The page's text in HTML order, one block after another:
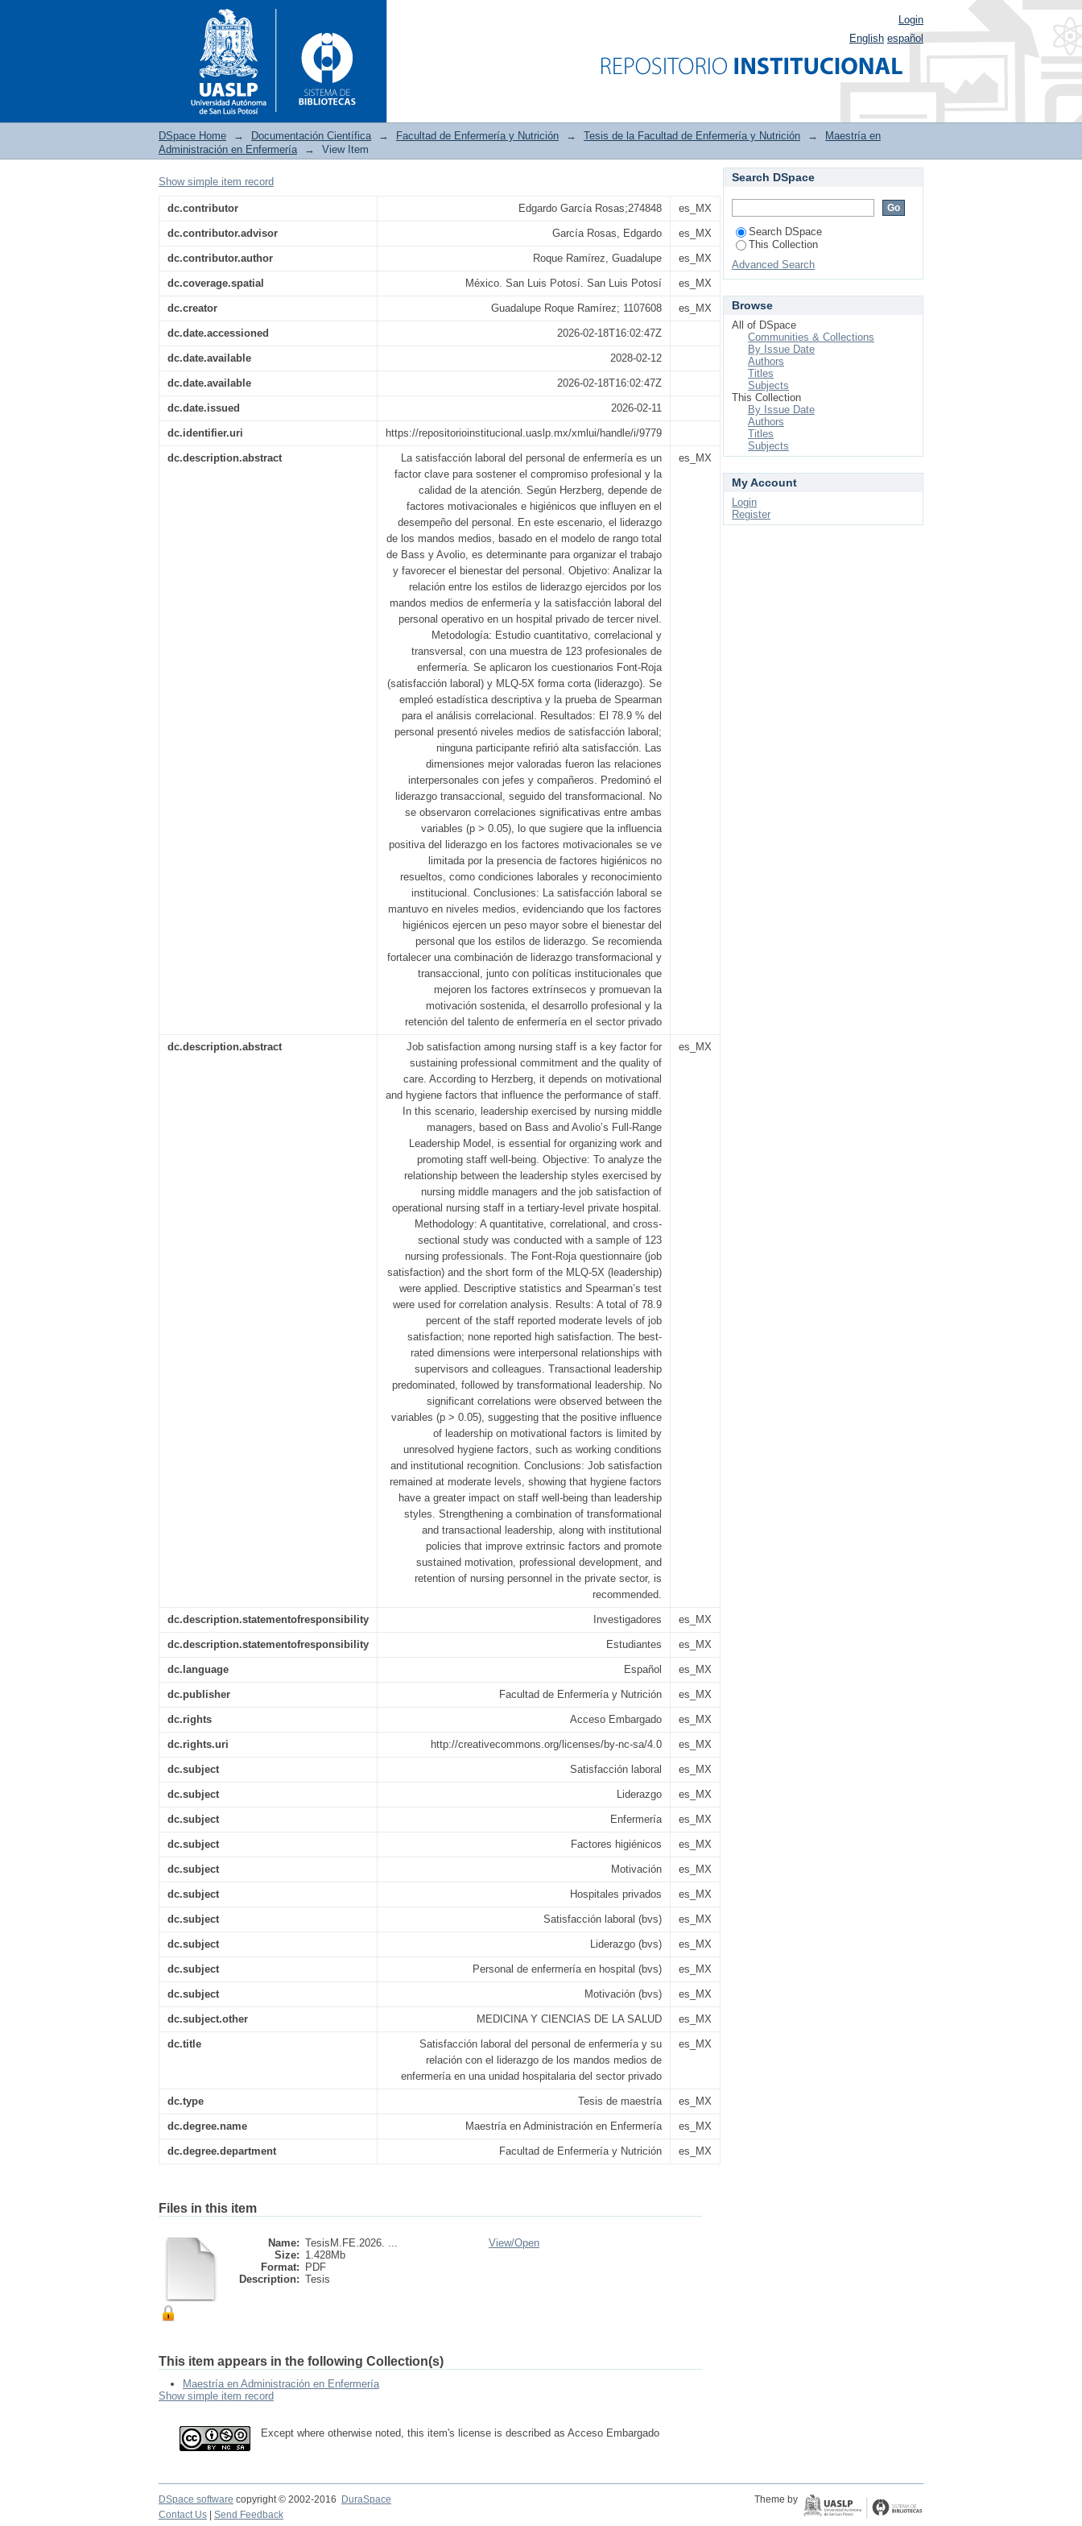
Satisfacción laboral del personal de enfermería y su relación con el liderazgo de
los mandos medios de enfermería en una unidad hospitalaria del sector privado
Login
English español
DSpace Home → Documentación Científica → Facultad de Enfermería y Nutrición → Tesis de la Facultad de Enfermería y Nutrición →
Maestría en
Administración en Enfermería
→ View Item
Show simple item record
dc.contributor Edgardo García Rosas;274848 es_MX
dc.contributor.advisor García Rosas, Edgardo es_MX
dc.contributor.author Roque Ramírez, Guadalupe es_MX
dc.coverage.spatial México. San Luis Potosí. San Luis Potosí es_MX
dc.creator Guadalupe Roque Ramírez; 1107608 es_MX
dc.date.accessioned 2026-02-18T16:02:47Z
dc.date.available 2028-02-12
dc.date.available 2026-02-18T16:02:47Z
dc.date.issued 2026-02-11
dc.identifier.uri https://repositorioinstitucional.uaslp.mx/xmlui/handle/i/9779
dc.description.abstract
La satisfacción laboral del personal de enfermería es un
factor clave para sostener el compromiso profesional y la
calidad de la atención. Según Herzberg, depende de
factores motivacionales e higiénicos que influyen en el
desempeño del personal. En este escenario, el liderazgo
de los mandos medios, basado en el modelo de rango total
de Bass y Avolio, es determinante para organizar el trabajo
y favorecer el bienestar del personal. Objetivo: Analizar la
relación entre los estilos de liderazgo ejercidos por los
mandos medios de enfermería y la satisfacción laboral del
personal operativo en un hospital privado de tercer nivel.
Metodología: Estudio cuantitativo, correlacional y
transversal, con una muestra de 123 profesionales de
enfermería. Se aplicaron los cuestionarios Font-Roja
(satisfacción laboral) y MLQ-5X forma corta (liderazgo). Se
empleó estadística descriptiva y la prueba de Spearman
para el análisis correlacional. Resultados: El 78.9 % del
personal presentó niveles medios de satisfacción laboral;
ninguna participante refirió alta satisfacción. Las
dimensiones mejor valoradas fueron las relaciones
interpersonales con jefes y compañeros. Predominó el
liderazgo transaccional, seguido del transformacional. No
se observaron correlaciones significativas entre ambas
variables (p > 0.05), lo que sugiere que la influencia
positiva del liderazgo en los factores motivacionales se ve
limitada por la presencia de factores higiénicos no
resueltos, como condiciones laborales y reconocimiento
institucional. Conclusiones: La satisfacción laboral se
mantuvo en niveles medios, evidenciando que los factores
higiénicos ejercen un peso mayor sobre el bienestar del
personal que los estilos de liderazgo. Se recomienda
fortalecer una combinación de liderazgo transformacional y
transaccional, junto con políticas institucionales que
mejoren los factores extrínsecos y promuevan la
motivación sostenida, el desarrollo profesional y la
retención del talento de enfermería en el sector privado
es_MX
dc.description.abstract
Job satisfaction among nursing staff is a key factor for
sustaining professional commitment and the quality of
care. According to Herzberg, it depends on motivational
and hygiene factors that influence the performance of staff.
In this scenario, leadership exercised by nursing middle
managers, based on Bass and Avolio’s Full-Range
Leadership Model, is essential for organizing work and
promoting staff well-being. Objective: To analyze the
relationship between the leadership styles exercised by
nursing middle managers and the job satisfaction of
operational nursing staff in a tertiary-level private hospital.
Methodology: A quantitative, correlational, and cross-
sectional study was conducted with a sample of 123
nursing professionals. The Font-Roja questionnaire (job
satisfaction) and the short form of the MLQ-5X (leadership)
were applied. Descriptive statistics and Spearman’s test
were used for correlation analysis. Results: A total of 78.9
percent of the staff reported moderate levels of job
satisfaction; none reported high satisfaction. The best-
rated dimensions were interpersonal relationships with
supervisors and colleagues. Transactional leadership
predominated, followed by transformational leadership. No
significant correlations were observed between the
variables (p > 0.05), suggesting that the positive influence
of leadership on motivational factors is limited by
unresolved hygiene factors, such as working conditions
and institutional recognition. Conclusions: Job satisfaction
remained at moderate levels, showing that hygiene factors
have a greater impact on staff well-being than leadership
styles. Strengthening a combination of transformational
and transactional leadership, along with institutional
policies that improve extrinsic factors and promote
sustained motivation, professional development, and
retention of nursing personnel in the private sector, is
recommended.
es_MX
dc.description.statementofresponsibility Investigadores es_MX
dc.description.statementofresponsibility Estudiantes es_MX
dc.language Español es_MX
dc.publisher Facultad de Enfermería y Nutrición es_MX
dc.rights Acceso Embargado es_MX
dc.rights.uri http://creativecommons.org/licenses/by-nc-sa/4.0 es_MX
dc.subject Satisfacción laboral es_MX
dc.subject Liderazgo es_MX
dc.subject Enfermería es_MX
dc.subject Factores higiénicos es_MX
dc.subject Motivación es_MX
dc.subject Hospitales privados es_MX
dc.subject Satisfacción laboral (bvs) es_MX
dc.subject Liderazgo (bvs) es_MX
dc.subject Personal de enfermería en hospital (bvs) es_MX
dc.subject Motivación (bvs) es_MX
dc.subject.other MEDICINA Y CIENCIAS DE LA SALUD es_MX
dc.title
Satisfacción laboral del personal de enfermería y su
relación con el liderazgo de los mandos medios de
enfermería en una unidad hospitalaria del sector privado
es_MX
dc.type Tesis de maestría es_MX
dc.degree.name Maestría en Administración en Enfermería es_MX
dc.degree.department Facultad de Enfermería y Nutrición es_MX
Files in this item
Name: TesisM.FE.2026. ...
Size: 1.428Mb
Format:
PDF
Description: Tesis
View/Open
This item appears in the following Collection(s)
Maestría en Administración en Enfermería
Show simple item record
Except where otherwise noted, this item's license is described as Acceso Embargado
Search DSpace
Search DSpace
This Collection
Advanced Search
Browse
All of DSpace
Communities & Collections
By Issue Date
Authors
Titles
Subjects
This Collection
By Issue Date
Authors
Titles
Subjects
My Account
Login
Register
DSpace software copyright © 2002-2016 DuraSpace
Theme by
Contact Us
Send Feedback